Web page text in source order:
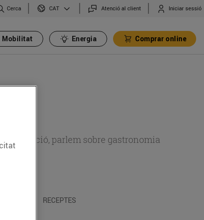
Cerca CAT Atenció al client Iniciar sessió
Mobilitat Energia Comprar online
parlem sobre gastronomia
RECEPTES